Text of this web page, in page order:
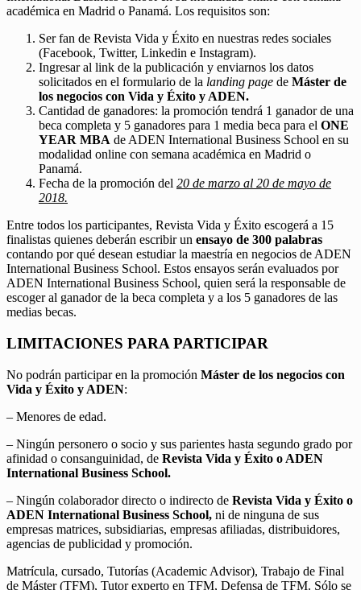
académica en Madrid o Panamá. Los requisitos son:
Ser fan de Revista Vida y Éxito en nuestras redes sociales
(Facebook, Twitter, Linkedin e Instagram).
Ingresar al link de la publicación y enviarnos los datos
solicitados en el formulario de la landing page de Máster de
los negocios con Vida y Éxito y ADEN.
Cantidad de ganadores: la promoción tendrá 1 ganador de una
beca completa y 5 ganadores para 1 media beca para el ONE
YEAR MBA de ADEN International Business School en su
modalidad online con semana académica en Madrid o
Panamá.
Fecha de la promoción del 20 de marzo al 20 de mayo de
2018.
Entre todos los participantes, Revista Vida y Éxito escogerá a 15
finalistas quienes deberán escribir un ensayo de 300 palabras
contando por qué desean estudiar la maestría en negocios de ADEN
International Business School. Estos ensayos serán evaluados por
ADEN International Business School, quien será la responsable de
escoger al ganador de la beca completa y a los 5 ganadores de las
medias becas.
LIMITACIONES PARA PARTICIPAR
No podrán participar en la promoción Máster de los negocios con
Vida y Éxito y ADEN:
– Menores de edad.
– Ningún personero o socio y sus parientes hasta segundo grado por
afinidad o consanguinidad, de Revista Vida y Éxito o ADEN
International Business School.
– Ningún colaborador directo o indirecto de Revista Vida y Éxito o
ADEN International Business School, ni de ninguna de sus
empresas matrices, subsidiarias, empresas afiliadas, distribuidores,
agencias de publicidad y promoción.
Matrícula, cursado, Tutorías (Academic Advisor), Trabajo de Final
de Máster (TFM), Tutor experto en TFM, Defensa de TFM. Sólo se